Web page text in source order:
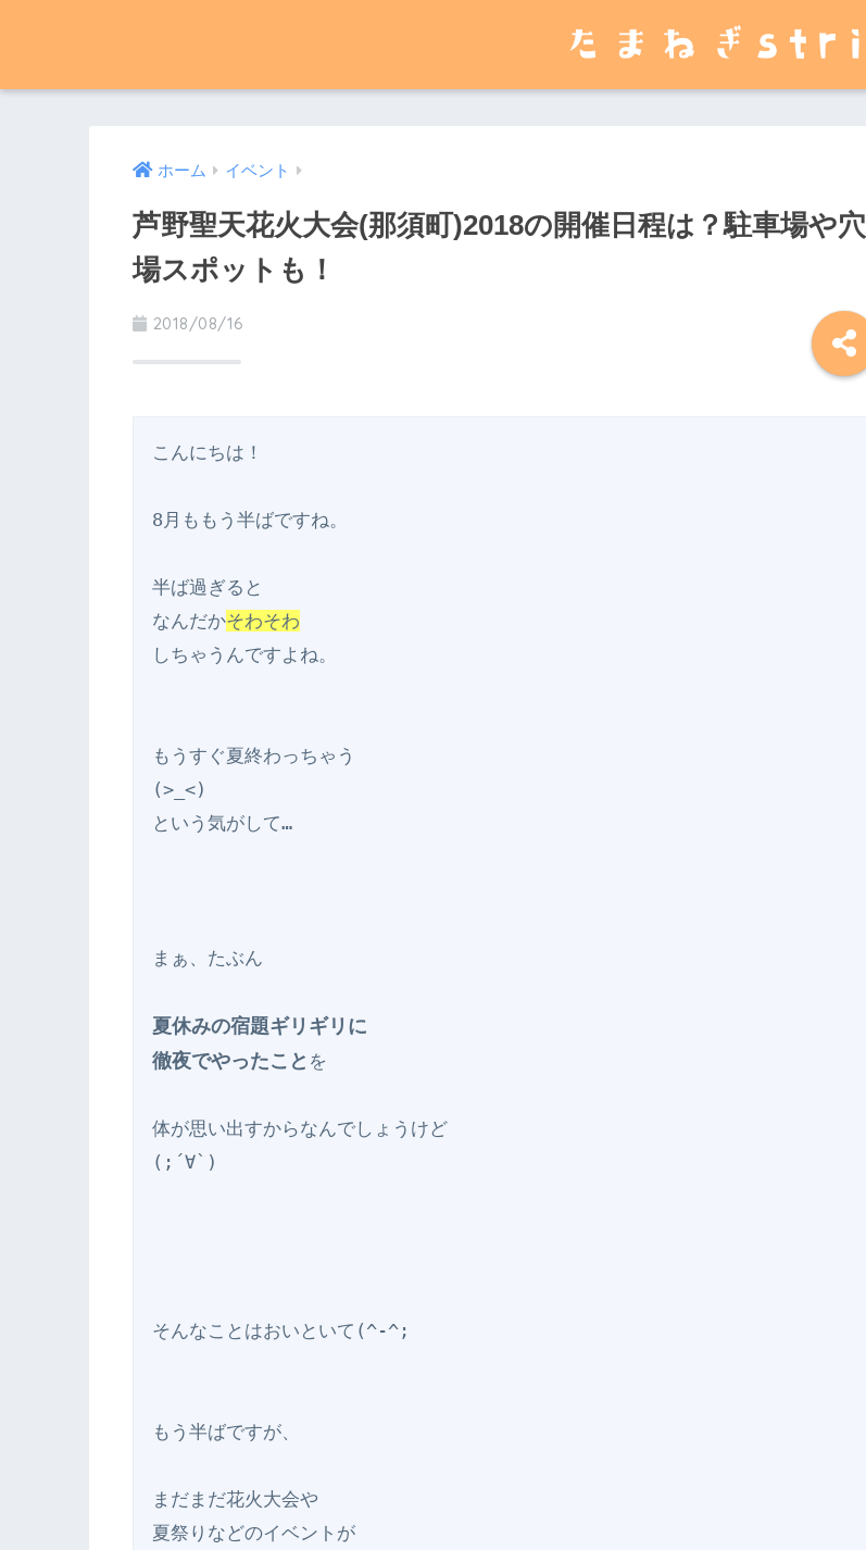
ホーム イベント
芦野聖天花火大会(那須町)2018の開催日程は？駐車場や穴
場スポットも！
2018/08/16
こんにちは！
8月ももう半ばですね。
半ば過ぎると
なんだかそわそわ
しちゃうんですよね。
もうすぐ夏終わっちゃう
(>_<)
という気がして…
まぁ、たぶん
夏休みの宿題ギリギリに
徹夜でやったこと を
体が思い出すからなんでしょうけど
(;´∀`)
そんなことはおいといて(^-^;
もう半ばですが、
まだまだ花火大会や
夏祭りなどのイベントが